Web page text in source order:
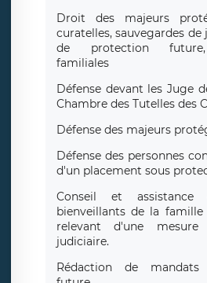
Droit des majeurs
curatelles, sauvegardes
de protection
familiales
Défense devant les Juge
Chambre des Tutelles des
Défense des majeurs
Défense des personnes
d'un placement sous
Conseil et assistance
bienveillants de la famille
relevant d'une
judiciaire.
Rédaction de